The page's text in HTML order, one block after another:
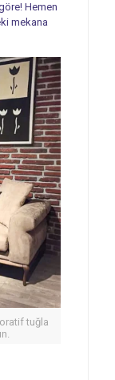
Hemen
mekana
tuğla